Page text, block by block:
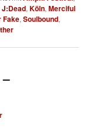
J:Dead,Köln,Merciful
Fake,Soulbound,